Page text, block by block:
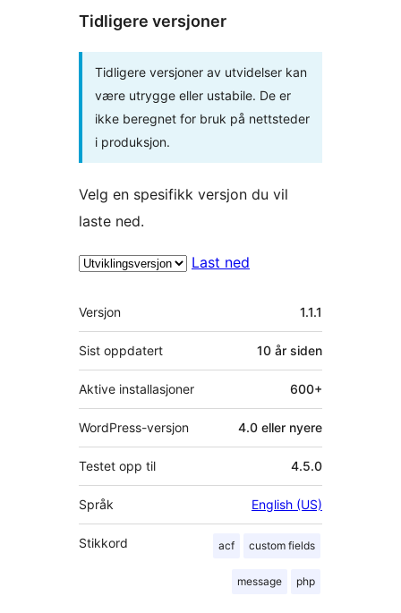
Tidligere versjoner
Tidligere versjoner av utvidelser kan
være utrygge eller ustabile. De er
ikke beregnet for bruk på nettsteder
i produksjon.
Velg en spesifikk versjon du vil
laste ned.
Last ned
Meta
Versjon 1.1.1
Sist oppdatert 10 år siden
Aktive installasjoner 600+
WordPress-versjon 4.0 eller nyere
Testet opp til 4.5.0
Språk English (US)
Stikkord acf custom fields
message php